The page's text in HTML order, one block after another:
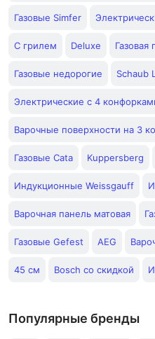
Газовые Simfer
С грилем Deluxe
Газовые недорогие Schaub
Электрические с 4
Варочные поверхности на 3
Газовые Cata Kuppersberg
Индукционные Weissgauff
Варочная панель матовая
Газовые Gefest AEG
45 см Bosch со скидкой
Популярные бренды